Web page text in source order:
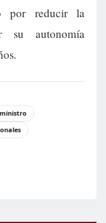
por reducir la
su autonomía